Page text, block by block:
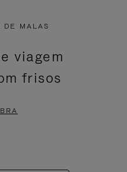
DE MALAS
viagem
frisos